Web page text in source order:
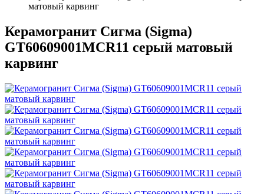
матовый карвинг
Керамогранит Сигма (Sigma)
GT60609001MCR11 серый матовый
карвинг